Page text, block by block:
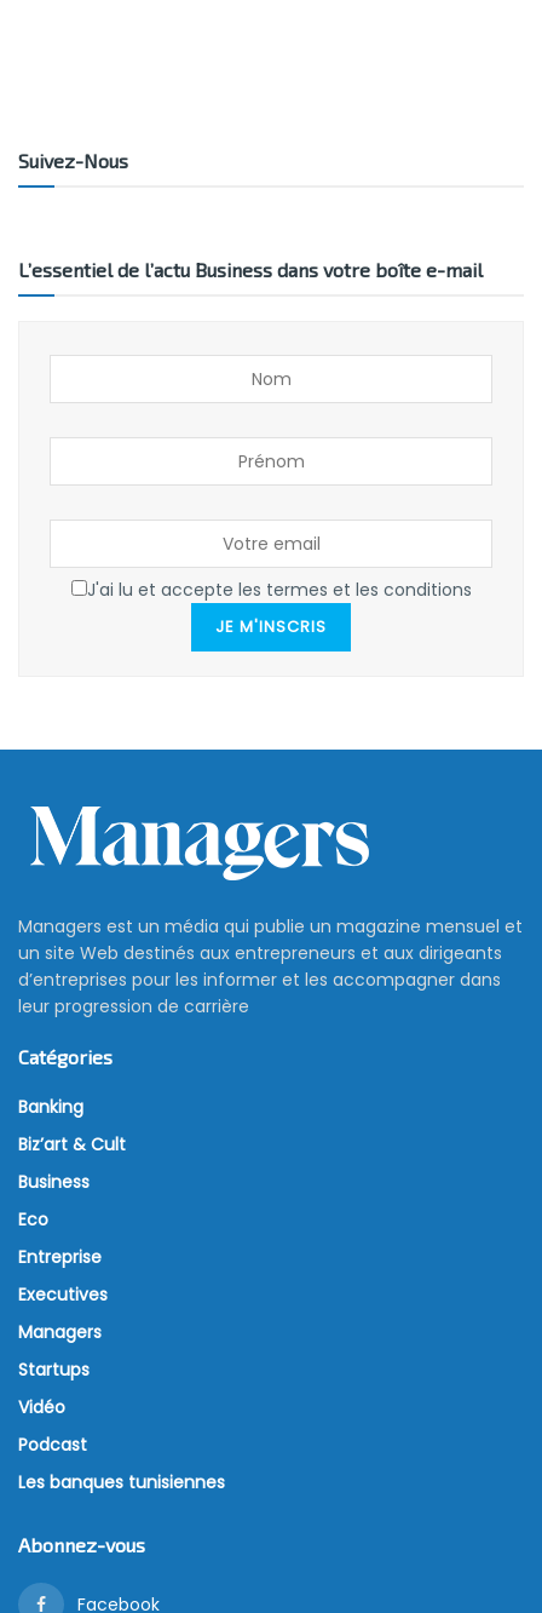
Suivez-Nous
L’essentiel de l’actu Business dans votre boîte e-mail
J'ai lu et accepte les termes et les conditions
JE M'INSCRIS
Managers est un média qui publie un magazine mensuel et
un site Web destinés aux entrepreneurs et aux dirigeants
d’entreprises pour les informer et les accompagner dans
leur progression de carrière
Catégories
Banking
Biz’art & Cult
Business
Eco
Entreprise
Executives
Managers
Startups
Vidéo
Podcast
Les banques tunisiennes
Abonnez-vous
Facebook